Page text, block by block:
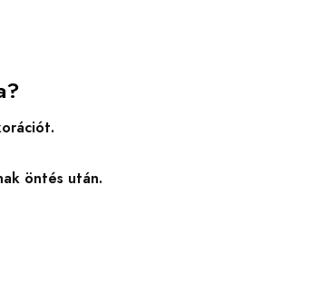
öntés után.